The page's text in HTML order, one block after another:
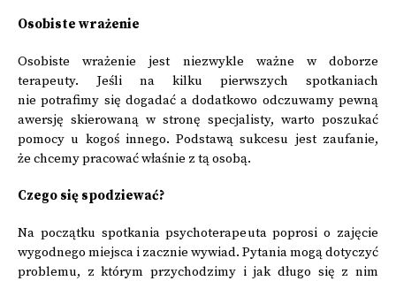
Osobiste wrażenie
Osobiste wrażenie jest niezwykle ważne w doborze
terapeuty. Jeśli na kilku pierwszych spotkaniach
nie potrafimy się dogadać a dodatkowo odczuwamy pewną
awersję skierowaną w stronę specjalisty, warto poszukać
pomocy u kogoś innego. Podstawą sukcesu jest zaufanie,
że chcemy pracować właśnie z tą osobą.
Czego się spodziewać?
Na początku spotkania psychoterapeuta poprosi o zajęcie
wygodnego miejsca i zacznie wywiad. Pytania mogą dotyczyć
problemu, z którym przychodzimy i jak długo się z nim